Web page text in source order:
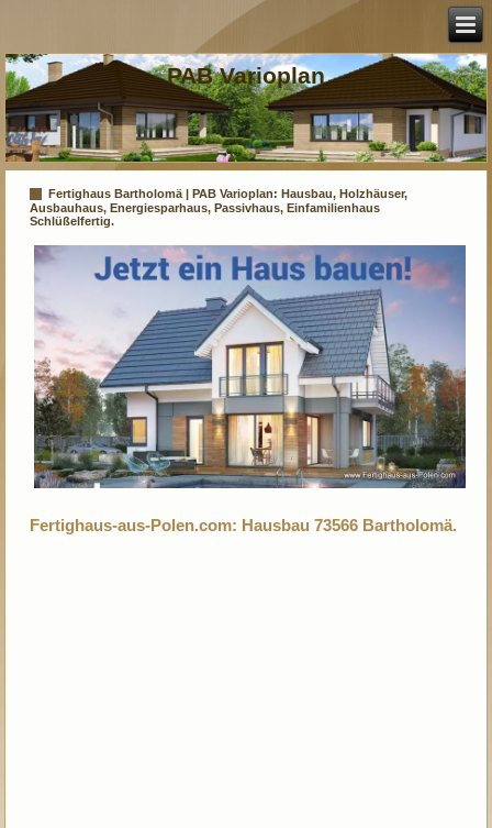
PAB Varioplan
Fertighaus Bartholomä | PAB Varioplan: Hausbau, Holzhäuser,
Ausbauhaus, Energiesparhaus, Passivhaus, Einfamilienhaus
Schlüßelfertig.
Fertighaus-aus-Polen.com: Hausbau 73566 Bartholomä.